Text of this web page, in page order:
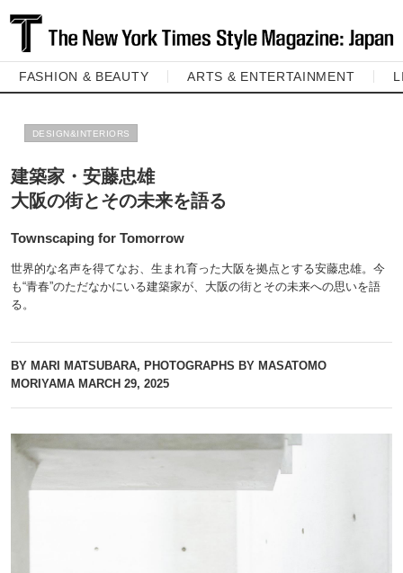
FASHION & BEAUTY ARTS & ENTERTAINMENT
DESIGN&INTERIORS
建築家・安藤忠雄
大阪の街とその未来を語る
Townscaping for Tomorrow
世界的な名声を得てなお、生まれ育った大阪を拠点とする安藤忠雄。今
も“青春”のただなかにいる建築家が、大阪の街とその未来への思いを語
る。
BY MARI MATSUBARA, PHOTOGRAPHS BY MASATOMO
MORIYAMA MARCH 29, 2025